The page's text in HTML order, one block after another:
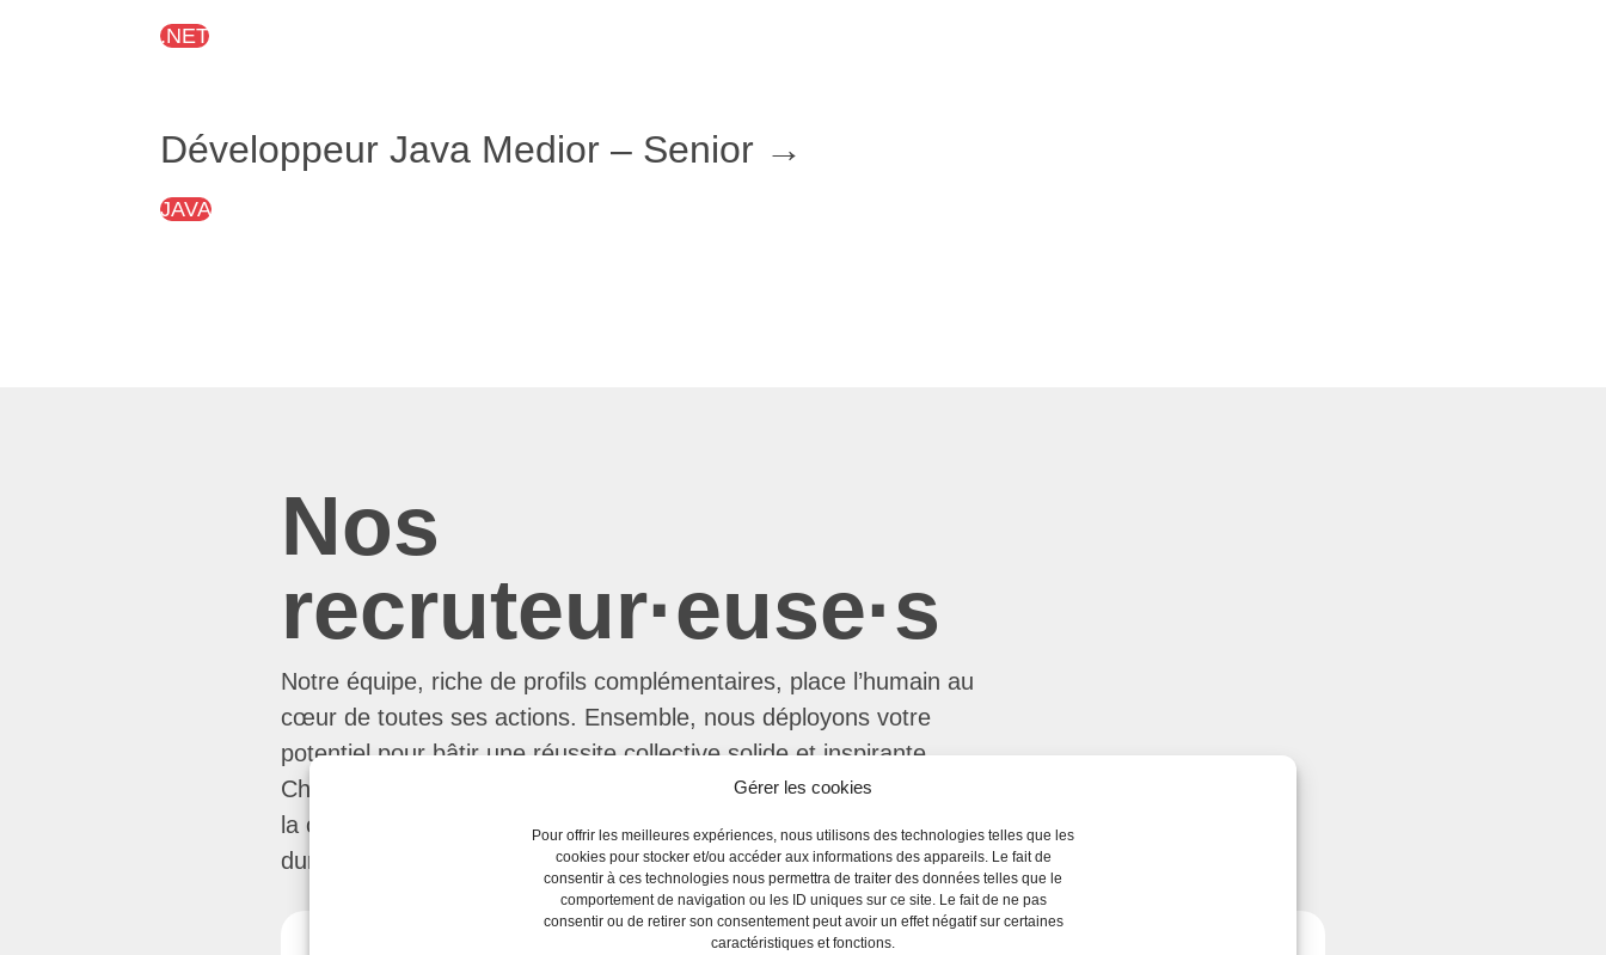
Gérer les cookies
Pour offrir les meilleures expériences, nous utilisons des technologies telles que les
cookies pour stocker et/ou accéder aux informations des appareils. Le fait de
consentir à ces technologies nous permettra de traiter des données telles que le
comportement de navigation ou les ID uniques sur ce site. Le fait de ne pas
consentir ou de retirer son consentement peut avoir un effet négatif sur certaines
caractéristiques et fonctions.
.NET
Développeur Java Medior – Senior
JAVA
Nos
recruteur·euse·s
Notre équipe, riche de profils complémentaires, place l’humain au
cœur de toutes ses actions. Ensemble, nous déployons votre
potentiel pour bâtir une réussite collective solide et inspirante.
Chaque talent compte dans cette aventure, et le vôtre pourrait être
la clé d’un nouvel élan. Rejoignez-nous pour créer un impact
durable, ensemble.